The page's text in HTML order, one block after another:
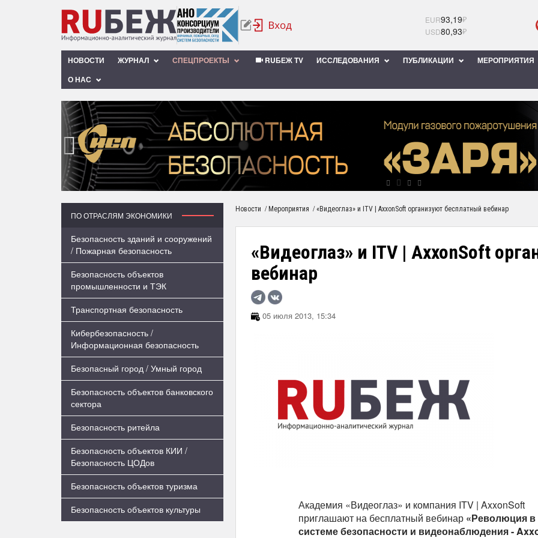
EUR93,19₽
USD80,93₽
НОВОСТИ ЖУРНАЛ СПЕЦПРОЕКТЫ RUБЕЖ TV ИССЛЕДОВАНИЯ ПУБЛИКАЦИИ
МЕРОПРИЯТИЯ
О НАС
‹
ПО ОТРАСЛЯМ ЭКОНОМИКИ
Безопасность зданий и сооружений
/ Пожарная безопасность
Безопасность объектов
промышленности и ТЭК
Транспортная безопасность
Кибербезопасность /
Информационная безопасность
Безопасный город / Умный город
Безопасность объектов банковского
сектора
Безопасность ритейла
Безопасность объектов КИИ /
Безопасность ЦОДов
Безопасность объектов туризма
Безопасность объектов культуры
Новости / Мероприятия /«Видеоглаз» и ITV | AxxonSoft организуют бесплатный вебинар
«Видеоглаз» и ITV | AxxonSoft
вебинар
05 июля 2013, 15:34
Академия «Видеоглаз» и компания ITV | AxxonSoft
приглашают на бесплатный вебинар «Революция в
системе безопасности и видеонаблюдения -